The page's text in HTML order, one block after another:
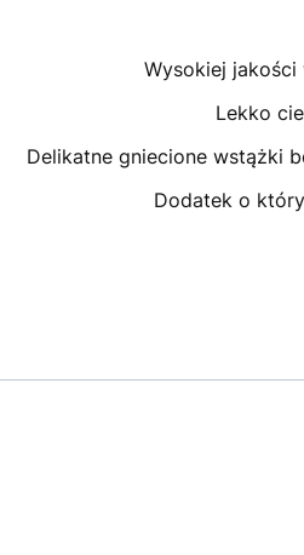
Wysokiej jakości
Lekko
Delikatne gniecione wstążki
Dodatek o